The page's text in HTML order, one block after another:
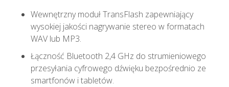
Wewnętrzny moduł TransFlash zapewniający
wysokiej jakości nagrywanie stereo w formatach
WAV lub MP3.
Łączność Bluetooth 2,4 GHz do strumieniowego
przesyłania cyfrowego dźwięku bezpośrednio ze
smartfonów i tabletów.